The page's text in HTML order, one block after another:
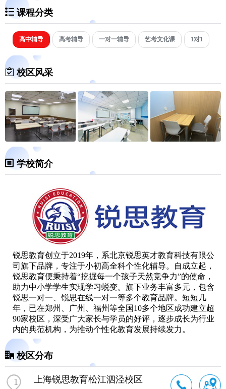
课程分类
高中辅导 高考辅导 一对一辅导 艺考文化课 1对1
校区风采
学校简介
锐思教育创立于2019年，系北京锐思英才教育科技有限公
司旗下品牌，专注于小初高全科个性化辅导。自成立起，
锐思教育便秉持着“挖掘每一个孩子天然竞争力”的使命，
助力中小学学生实现学习蜕变。旗下业务丰富多元，包含
锐思一对一、锐思在线一对一等多个教育品牌。短短几
年，已在郑州、广州、福州等全国10多个地区成功建立超
90家校区，深受广大家长与学员的好评，逐步成长为行业
内的典范机构，为推动个性化教育发展持续发力。
校区分布
1 上海锐思教育松江泗泾校区